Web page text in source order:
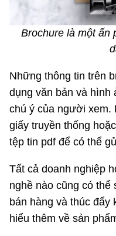
Brochure là một ấn
Những thông tin trên
dụng văn bản và hình
chú ý của người xem.
giấy truyền thống
tệp tin pdf để có thể
Tất cả doanh nghiệp
nghề nào cũng có
bán hàng và thúc đẩy
hiểu thêm về sản